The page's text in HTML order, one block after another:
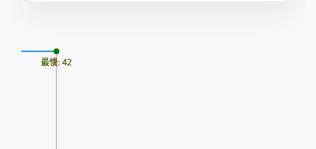
最慢: 42
最快: 42